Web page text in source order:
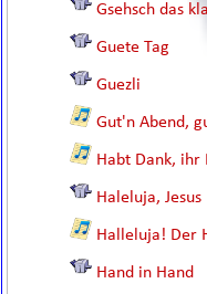
Gsehsch das
Guete Tag
Guezli
Gut'n Abend,
Habt Dank, ihr
Haleluja, Jesus
Halleluja! Der
Hand in Hand